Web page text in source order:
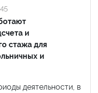
45
и
стажа для
и
деятельности, в